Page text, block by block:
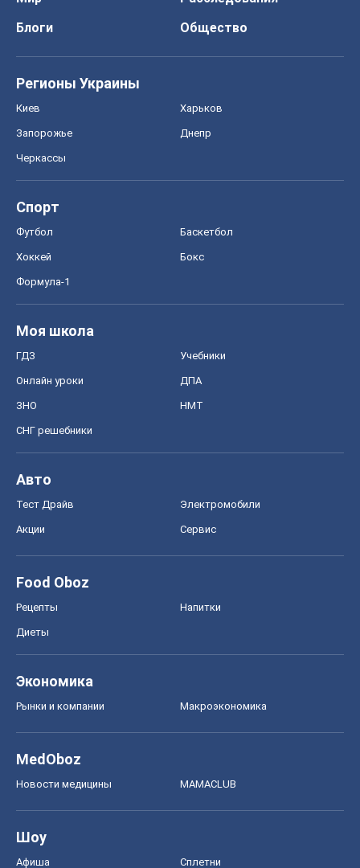
Блоги
Общество
Регионы Украины
Киев Харьков
Запорожье Днепр
Черкассы
Спорт
Футбол Баскетбол
Хоккей Бокс
Формула-1
Моя школа
ГДЗ Учебники
Онлайн уроки ДПА
ЗНО НМТ
СНГ решебники
Авто
Тест Драйв Электромобили
Акции Сервис
Food Oboz
Рецепты Напитки
Диеты
Экономика
Рынки и компании Mакроэкономика
MedOboz
Новости медицины MAMACLUB
Шоу
Афиша Сплетни